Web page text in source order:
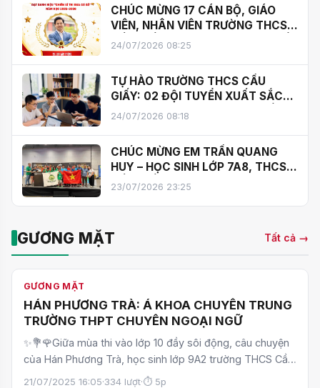
CHÚC MỪNG 17 CÁN BỘ, GIÁO
VIÊN, NHÂN VIÊN TRƯỜNG THCS
CẦU GIẤY ĐẠT DANH HIỆU "CHIẾN
24/07/2026 08:25
TỰ HÀO TRƯỜNG THCS CẦU
GIẤY: 02 ĐỘI TUYỂN XUẤT SẮC
GÓP MẶT TRONG TOP 50, TIẾN
SOLVE FOR TOMORROW 2026
24/07/2026 08:18
CHÚC MỪNG EM TRẦN QUANG
HUY – HỌC SINH LỚP 7A8, THCS
CẦU GIẤY GIÀNH Á QUÂN
23/07/2026 23:25
GƯƠNG MẶT Tất cả →
GƯƠNG MẶT
HÁN PHƯƠNG TRÀ: Á KHOA CHUYÊN TRUNG
TRƯỜNG THPT CHUYÊN NGOẠI NGỮ
✨💐🌹Giữa mùa thi vào lớp 10 đầy sôi động, câu chuyện
của Hán Phương Trà, học sinh lớp 9A2 trường THCS Cầu
Giấ…
21/07/2025 16:05·334 lượt·⏱ 5p